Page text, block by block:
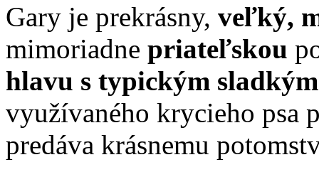
Gary je prekrásny, veľký,
mimoriadne priateľskou
hlavu s typickým
využívaného krycieho psa
predáva krásnemu